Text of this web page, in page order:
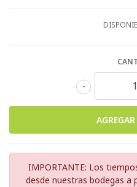
-
IMPORTANTE: Los
desde nuestras bodegas a